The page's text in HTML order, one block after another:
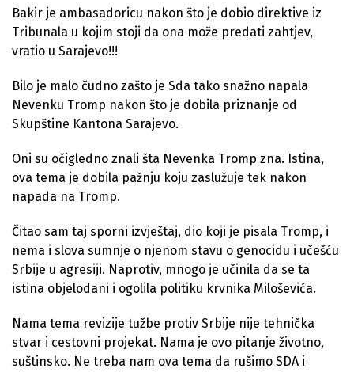
Bakir je ambasadoricu nakon što je dobio direktive iz
Tribunala u kojim stoji da ona može predati zahtjev,
vratio u Sarajevo!!!
Bilo je malo čudno zašto je Sda tako snažno napala
Nevenku Tromp nakon što je dobila priznanje od
Skupštine Kantona Sarajevo.
Oni su očigledno znali šta Nevenka Tromp zna. Istina,
ova tema je dobila pažnju koju zaslužuje tek nakon
napada na Tromp.
Čitao sam taj sporni izvještaj, dio koji je pisala Tromp, i
nema i slova sumnje o njenom stavu o genocidu i učešću
Srbije u agresiji. Naprotiv, mnogo je učinila da se ta
istina objelodani i ogolila politiku krvnika Miloševića.
Nama tema revizije tužbe protiv Srbije nije tehnička
stvar i cestovni projekat. Nama je ovo pitanje životno,
suštinsko. Ne treba nam ova tema da rušimo SDA i